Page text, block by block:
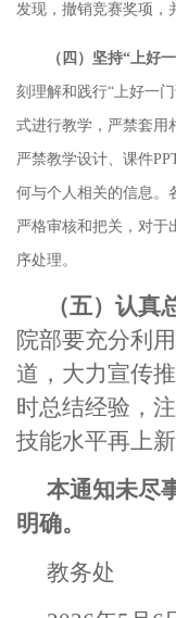
发现，撤销竞赛奖项，
（四）坚持“上好
刻理解和践行“上好一
式进行教学，严禁套用
严禁教学设计、课件
何与个人相关的信息。
严格审核和把关，对于
序处理。
（五）认真
院部要充分利
道，大力宣传
时总结经验，
技能水平再上新
本通知未尽
明确。
教务处